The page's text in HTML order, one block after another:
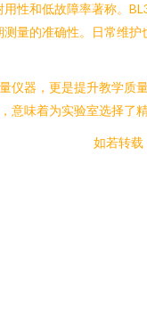
性和低故障率著称。
量的准确性。日常维护
仪器，更是提升教学
意味着为实验室选择了
如若转